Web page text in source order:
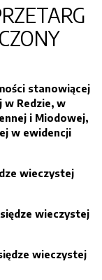
stanowiącej
w Redzie, w
i Miodowej,
w ewidencji
wieczystej
wieczystej
wieczystej